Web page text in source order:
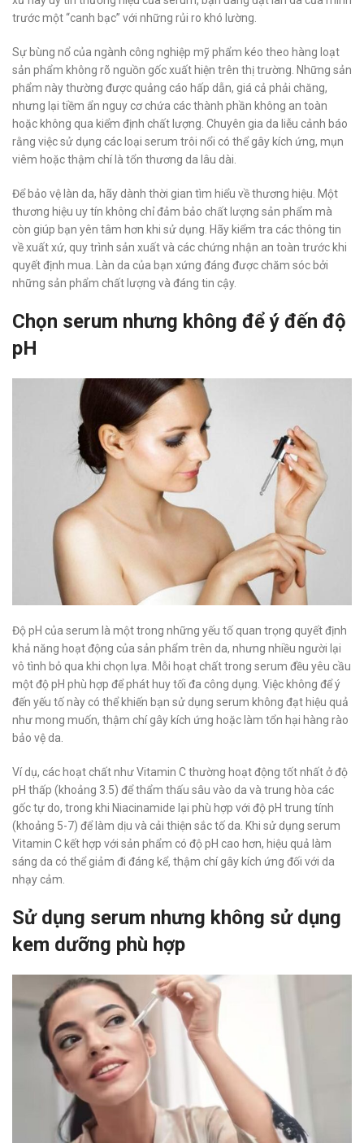
trước một “canh bạc” với những rủi ro khó lường.
Sự bùng nổ của ngành công nghiệp mỹ phẩm kéo theo hàng loạt
sản phẩm không rõ nguồn gốc xuất hiện trên thị trường. Những sản
phẩm này thường được quảng cáo hấp dẫn, giá cả phải chăng,
nhưng lại tiềm ẩn nguy cơ chứa các thành phần không an toàn
hoặc không qua kiểm định chất lượng. Chuyên gia da liễu cảnh báo
rằng việc sử dụng các loại serum trôi nổi có thể gây kích ứng, mụn
viêm hoặc thậm chí là tổn thương da lâu dài.
Để bảo vệ làn da, hãy dành thời gian tìm hiểu về thương hiệu. Một
thương hiệu uy tín không chỉ đảm bảo chất lượng sản phẩm mà
còn giúp bạn yên tâm hơn khi sử dụng. Hãy kiểm tra các thông tin
về xuất xứ, quy trình sản xuất và các chứng nhận an toàn trước khi
quyết định mua. Làn da của bạn xứng đáng được chăm sóc bởi
những sản phẩm chất lượng và đáng tin cậy.
Chọn serum nhưng không để ý đến độ
pH
Độ pH của serum là một trong những yếu tố quan trọng quyết định
khả năng hoạt động của sản phẩm trên da, nhưng nhiều người lại
vô tình bỏ qua khi chọn lựa. Mỗi hoạt chất trong serum đều yêu cầu
một độ pH phù hợp để phát huy tối đa công dụng. Việc không để ý
đến yếu tố này có thể khiến bạn sử dụng serum không đạt hiệu quả
như mong muốn, thậm chí gây kích ứng hoặc làm tổn hại hàng rào
bảo vệ da.
Ví dụ, các hoạt chất như Vitamin C thường hoạt động tốt nhất ở độ
pH thấp (khoảng 3.5) để thẩm thấu sâu vào da và trung hòa các
gốc tự do, trong khi Niacinamide lại phù hợp với độ pH trung tính
(khoảng 5-7) để làm dịu và cải thiện sắc tố da. Khi sử dụng serum
Vitamin C kết hợp với sản phẩm có độ pH cao hơn, hiệu quả làm
sáng da có thể giảm đi đáng kể, thậm chí gây kích ứng đối với da
nhạy cảm.
Sử dụng serum nhưng không sử dụng
kem dưỡng phù hợp